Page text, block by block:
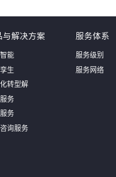
与解决方案
能
生
转型解
务
务
询服务
服务体系
服务级别
服务网络